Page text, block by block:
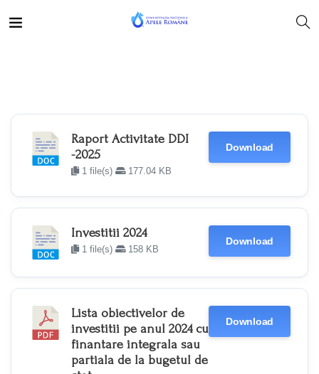
Raport Activitate DDI
-2025
1 file(s) 177.04 KB
Download
Investitii 2024
1 file(s) 158 KB
Download
Lista obiectivelor de
investitii pe anul 2024 cu
finantare integrala sau
partiala de la bugetul de
Download